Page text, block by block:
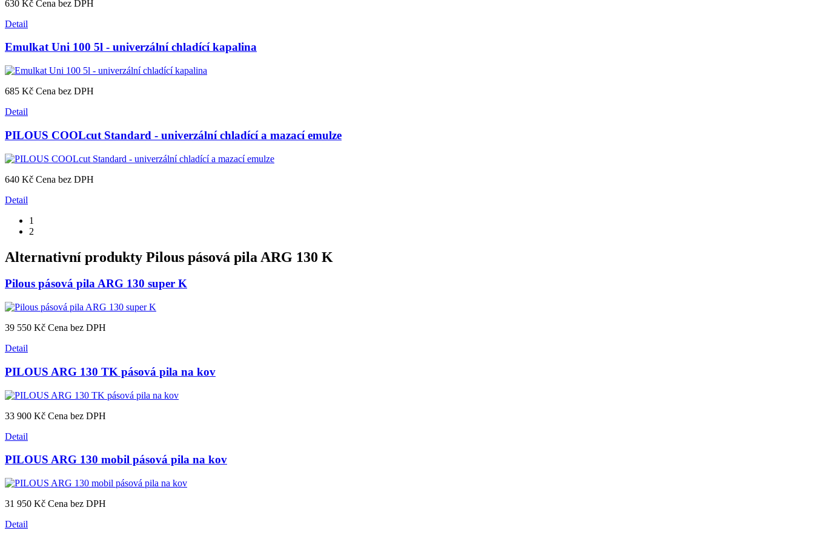
630 Kč Cena bez DPH
Detail
Emulkat Uni 100 5l - univerzální chladící kapalina
685 Kč Cena bez DPH
Detail
PILOUS COOLcut Standard - univerzální chladící a mazací emulze
640 Kč Cena bez DPH
Detail
1
2
Alternativní produkty Pilous pásová pila ARG 130 K
Pilous pásová pila ARG 130 super K
39 550 Kč Cena bez DPH
Detail
PILOUS ARG 130 TK pásová pila na kov
33 900 Kč Cena bez DPH
Detail
PILOUS ARG 130 mobil pásová pila na kov
31 950 Kč Cena bez DPH
Detail